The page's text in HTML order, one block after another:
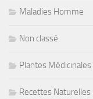
Maladies Homme
Non classé
Plantes Médicinales
Recettes Naturelles